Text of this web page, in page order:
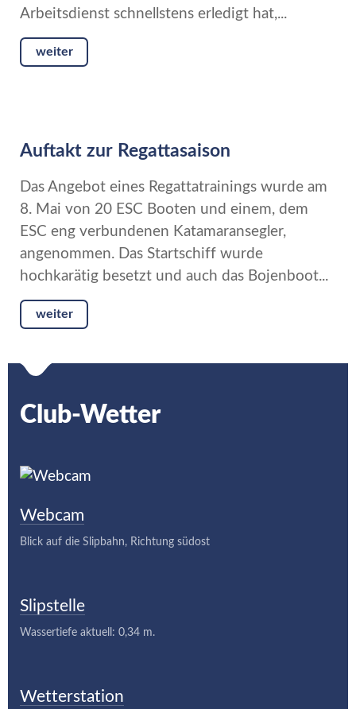
Arbeitsdienst schnellstens erledigt hat,...
weiter
Auftakt zur Regattasaison
Das Angebot eines Regattatrainings wurde am
8. Mai von 20 ESC Booten und einem, dem
ESC eng verbundenen Katamaransegler,
angenommen. Das Startschiff wurde
hochkarätig besetzt und auch das Bojenboot...
weiter
Club-Wetter
Webcam
Blick auf die Slipbahn, Richtung südost
Slipstelle
Wassertiefe aktuell: 0,34 m.
Wetterstation